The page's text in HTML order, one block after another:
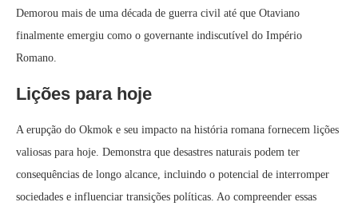
Demorou mais de uma década de guerra civil até que Otaviano
finalmente emergiu como o governante indiscutível do Império
Romano.
Lições para hoje
A erupção do Okmok e seu impacto na história romana fornecem lições
valiosas para hoje. Demonstra que desastres naturais podem ter
consequências de longo alcance, incluindo o potencial de interromper
sociedades e influenciar transições políticas. Ao compreender essas